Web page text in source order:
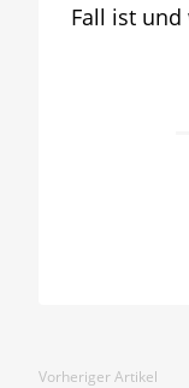
Fall ist
Vorheriger Artikel